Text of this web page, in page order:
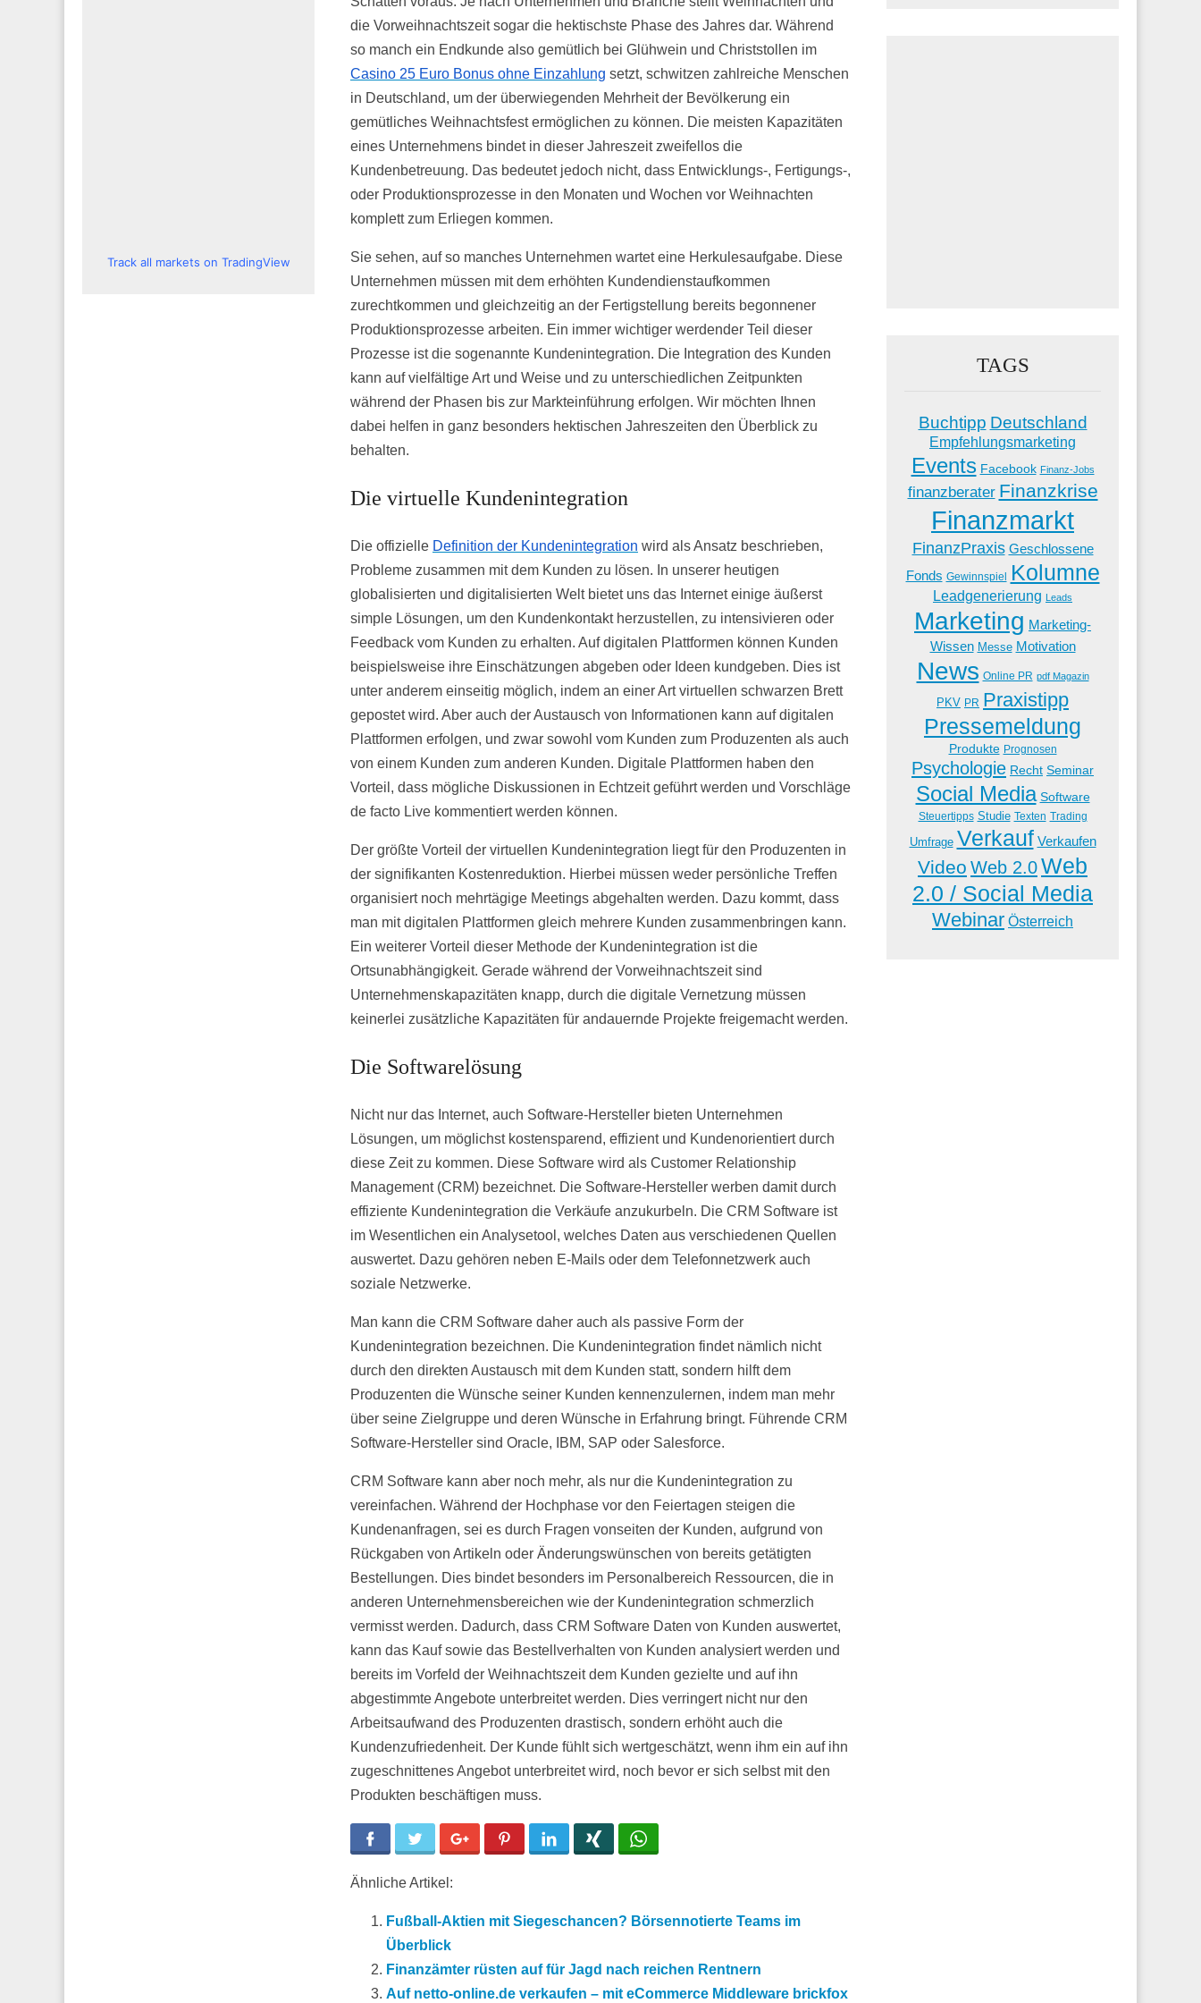
die Vorweihnachtszeit sogar die hektischste Phase des Jahres dar. Während
so manch ein Endkunde also gemütlich bei Glühwein und Christstollen im
Casino 25 Euro Bonus ohne Einzahlung setzt, schwitzen zahlreiche Menschen
in Deutschland, um der überwiegenden Mehrheit der Bevölkerung ein
gemütliches Weihnachtsfest ermöglichen zu können. Die meisten Kapazitäten
eines Unternehmens bindet in dieser Jahreszeit zweifellos die
Kundenbetreuung. Das bedeutet jedoch nicht, dass Entwicklungs-, Fertigungs-,
oder Produktionsprozesse in den Monaten und Wochen vor Weihnachten
komplett zum Erliegen kommen.
Sie sehen, auf so manches Unternehmen wartet eine Herkulesaufgabe. Diese
Unternehmen müssen mit dem erhöhten Kundendienstaufkommen
zurechtkommen und gleichzeitig an der Fertigstellung bereits begonnener
Produktionsprozesse arbeiten. Ein immer wichtiger werdender Teil dieser
Prozesse ist die sogenannte Kundenintegration. Die Integration des Kunden
kann auf vielfältige Art und Weise und zu unterschiedlichen Zeitpunkten
während der Phasen bis zur Markteinführung erfolgen. Wir möchten Ihnen
dabei helfen in ganz besonders hektischen Jahreszeiten den Überblick zu
behalten.
Die virtuelle Kundenintegration
Die offizielle Definition der Kundenintegration wird als Ansatz beschrieben,
Probleme zusammen mit dem Kunden zu lösen. In unserer heutigen
globalisierten und digitalisierten Welt bietet uns das Internet einige äußerst
simple Lösungen, um den Kundenkontakt herzustellen, zu intensivieren oder
Feedback vom Kunden zu erhalten. Auf digitalen Plattformen können Kunden
beispielsweise ihre Einschätzungen abgeben oder Ideen kundgeben. Dies ist
unter anderem einseitig möglich, indem an einer Art virtuellen schwarzen Brett
gepostet wird. Aber auch der Austausch von Informationen kann auf digitalen
Plattformen erfolgen, und zwar sowohl vom Kunden zum Produzenten als auch
von einem Kunden zum anderen Kunden. Digitale Plattformen haben den
Vorteil, dass mögliche Diskussionen in Echtzeit geführt werden und Vorschläge
de facto Live kommentiert werden können.
Der größte Vorteil der virtuellen Kundenintegration liegt für den Produzenten in
der signifikanten Kostenreduktion. Hierbei müssen weder persönliche Treffen
organisiert noch mehrtägige Meetings abgehalten werden. Dazu kommt, dass
man mit digitalen Plattformen gleich mehrere Kunden zusammenbringen kann.
Ein weiterer Vorteil dieser Methode der Kundenintegration ist die
Ortsunabhängigkeit. Gerade während der Vorweihnachtszeit sind
Unternehmenskapazitäten knapp, durch die digitale Vernetzung müssen
keinerlei zusätzliche Kapazitäten für andauernde Projekte freigemacht werden.
Die Softwarelösung
Nicht nur das Internet, auch Software-Hersteller bieten Unternehmen
Lösungen, um möglichst kostensparend, effizient und Kundenorientiert durch
diese Zeit zu kommen. Diese Software wird als Customer Relationship
Management (CRM) bezeichnet. Die Software-Hersteller werben damit durch
effiziente Kundenintegration die Verkäufe anzukurbeln. Die CRM Software ist
im Wesentlichen ein Analysetool, welches Daten aus verschiedenen Quellen
auswertet. Dazu gehören neben E-Mails oder dem Telefonnetzwerk auch
soziale Netzwerke.
Man kann die CRM Software daher auch als passive Form der
Kundenintegration bezeichnen. Die Kundenintegration findet nämlich nicht
durch den direkten Austausch mit dem Kunden statt, sondern hilft dem
Produzenten die Wünsche seiner Kunden kennenzulernen, indem man mehr
über seine Zielgruppe und deren Wünsche in Erfahrung bringt. Führende CRM
Software-Hersteller sind Oracle, IBM, SAP oder Salesforce.
CRM Software kann aber noch mehr, als nur die Kundenintegration zu
vereinfachen. Während der Hochphase vor den Feiertagen steigen die
Kundenanfragen, sei es durch Fragen vonseiten der Kunden, aufgrund von
Rückgaben von Artikeln oder Änderungswünschen von bereits getätigten
Bestellungen. Dies bindet besonders im Personalbereich Ressourcen, die in
anderen Unternehmensbereichen wie der Kundenintegration schmerzlich
vermisst werden. Dadurch, dass CRM Software Daten von Kunden auswertet,
kann das Kauf sowie das Bestellverhalten von Kunden analysiert werden und
bereits im Vorfeld der Weihnachtszeit dem Kunden gezielte und auf ihn
abgestimmte Angebote unterbreitet werden. Dies verringert nicht nur den
Arbeitsaufwand des Produzenten drastisch, sondern erhöht auch die
Kundenzufriedenheit. Der Kunde fühlt sich wertgeschätzt, wenn ihm ein auf ihn
zugeschnittenes Angebot unterbreitet wird, noch bevor er sich selbst mit den
Produkten beschäftigen muss.
Facebook Twitter Google+ Pinterest LinkedIn
Ähnliche Artikel:
Fußball-Aktien mit Siegeschancen? Börsennotierte Teams im
Überblick
Finanzämter rüsten auf für Jagd nach reichen Rentnern
Auf netto-online.de verkaufen – mit eCommerce Middleware brickfox
Track all markets on TradingView
TAGS
Buchtipp Deutschland
Empfehlungsmarketing
Events Facebook Finanz-Jobs
finanzberater Finanzkrise
Finanzmarkt
FinanzPraxis Geschlossene
Fonds Gewinnspiel Kolumne
Leadgenerierung Leads
Marketing Marketing-
Wissen Messe Motivation
News Online PR pdf Magazin
PKV PR Praxistipp
Pressemeldung
Produkte Prognosen
Psychologie Recht Seminar
Social Media Software
Steuertipps Studie Texten Trading
Umfrage Verkauf Verkaufen
Video Web 2.0Web
2.0 / Social Media
Webinar Österreich